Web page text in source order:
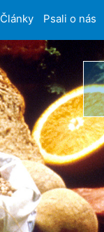
Články Psali o nás